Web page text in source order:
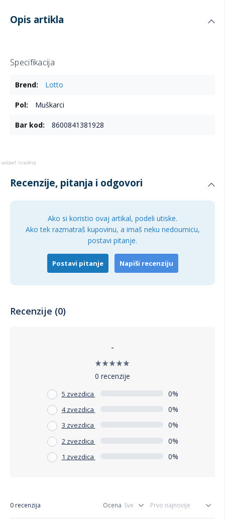
Opis artikla
Specifikacija
informacijaLotto
Muškarci
8600841381928
Recenzije, pitanja i odgovori
Ako si koristio ovaj artikal, podeli utiske.
Ako tek razmatraš kupovinu, a imaš neku nedoumicu,
postavi pitanje.
Postavi pitanje Napiši recenziju
Recenzije (0)
-
0 recenzije
5 zvezdica 0%
4 zvezdica 0%
3 zvezdica 0%
2 zvezdica 0%
1 zvezdica 0%
0 recenzija Ocena